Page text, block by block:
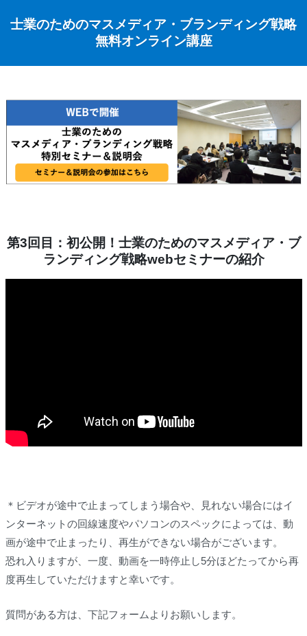
士業のためのマスメディア・ブランディング戦略
無料オンライン講座
第3回目：初公開！士業のためのマスメディア・ブ
ランディング戦略webセミナーの紹介
＊ビデオが途中で止まってしまう場合や、見れない場合にはイ
ンターネットの回線速度やパソコンのスペックによっては、動
画が途中で止まったり、再生ができない場合がございます。
恐れ入りますが、一度、動画を一時停止し5分ほどたってから再
度再生していただけますと幸いです。
質問がある方は、下記フォームよりお願いします。